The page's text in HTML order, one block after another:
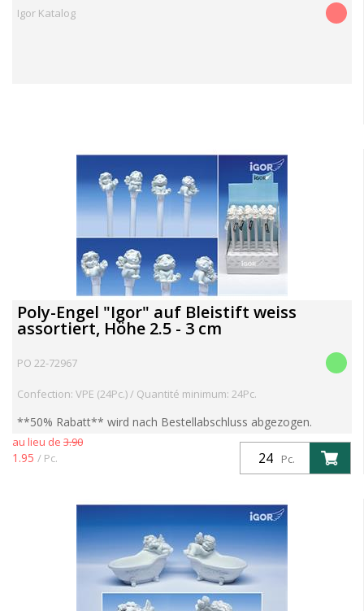
Igor Katalog
Poly-Engel "Igor" auf Bleistift weiss
assortiert, Höhe 2.5 - 3 cm
PO 22-72967
Confection: VPE (24Pc.) / Quantité minimum: 24Pc.
**50% Rabatt** wird nach Bestellabschluss abgezogen.
ACHTUNG ENDKUNDENPREIS wird angezeigt,
HÄNDLERPREIS wird nach Bestellabschluss korrigiert
Pc.
au lieu de 3.90
1.95 / Pc.